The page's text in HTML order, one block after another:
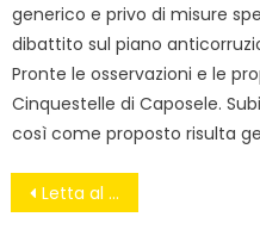
generico e privo di misure
dibattito sul piano
Pronte le osservazioni e le
Cinquestelle di Caposele.
così come proposto risulta
Navigazione
Letta al lavoro